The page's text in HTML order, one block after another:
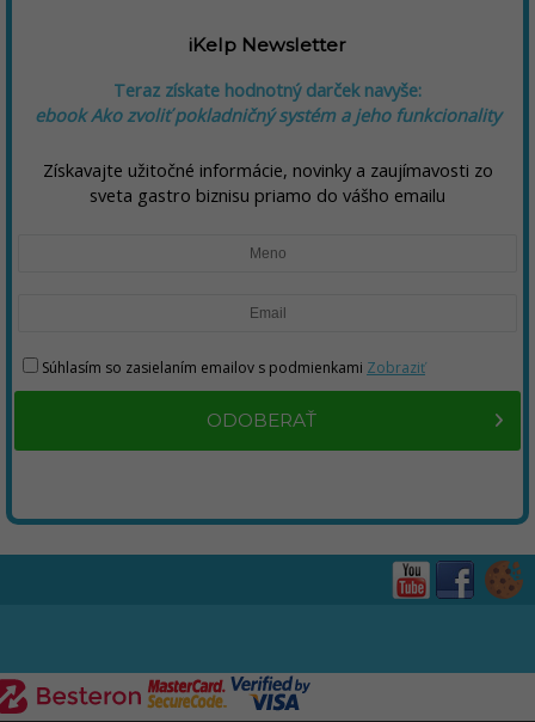
iKelp Newsletter
Teraz získate hodnotný darček navyše:
ebook Ako zvoliť pokladničný systém a jeho funkcionality
Získavajte užitočné informácie, novinky a zaujímavosti zo
sveta gastro biznisu priamo do vášho emailu
Súhlasím so zasielaním emailov s podmienkami Zobraziť
ODOBERAŤ